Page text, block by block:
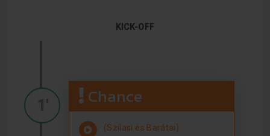
KICK-OFF
Chance
(Szilasi és Barátai)